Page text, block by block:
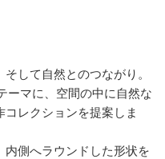
して自然とのつながり。
ーマに、空間の中に自然な
レクションを提案しま
側へラウンドした形状を